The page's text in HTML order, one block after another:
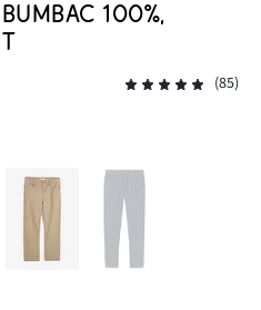
100%,
(85)